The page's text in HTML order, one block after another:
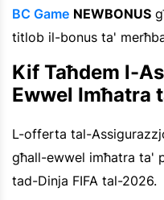
BC Game NEWBONUS
titlob il-bonus ta'
Kif Taħdem l-
Ewwel Imħatra
L-offerta tal-
għall-ewwel imħatra ta'
tad-Dinja FIFA tal-2026.